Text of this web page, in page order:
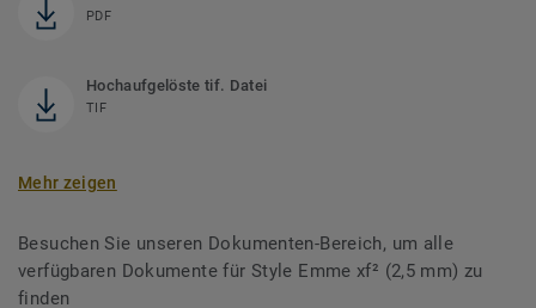
PDF
Hochaufgelöste tif. Datei
TIF
Mehr zeigen
Besuchen Sie unseren Dokumenten-Bereich, um alle
verfügbaren Dokumente für Style Emme xf² (2,5 mm) zu
finden